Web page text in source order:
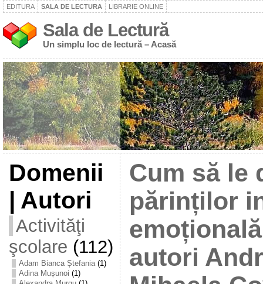
EDITURA SALA DE LECTURA LIBRARIE ONLINE
Sala de Lectură
Un simplu loc de lectură – Acasă
Domenii
| Autori
Activităţi
şcolare (112)
Adam Bianca Ștefania(1)
Adina Mușunoi (1)
Cum să le
părinților
autori